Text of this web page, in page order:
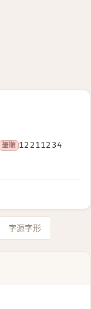
筆順 12211234
字源字形